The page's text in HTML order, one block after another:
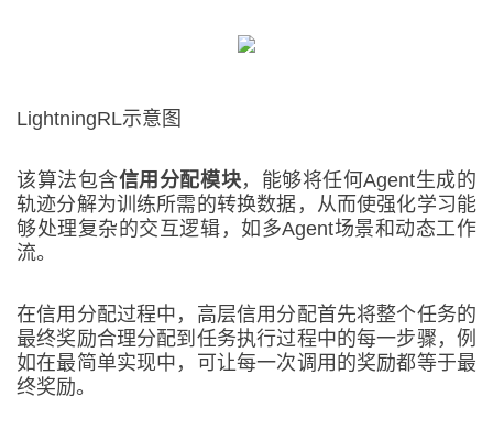
LightningRL示意图
该算法包含信用分配模块，能够将任何Agent生成的
轨迹分解为训练所需的转换数据，从而使强化学习能
够处理复杂的交互逻辑，如多Agent场景和动态工作
流。
在信用分配过程中，高层信用分配首先将整个任务的
最终奖励合理分配到任务执行过程中的每一步骤，例
如在最简单实现中，可让每一次调用的奖励都等于最
终奖励。